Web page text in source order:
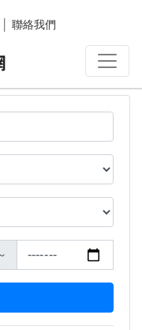
聯絡我們